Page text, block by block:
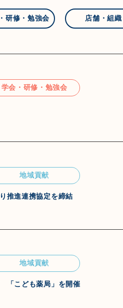
研修・勉強会 店舗・組織
学会・研修・勉強会
地域貢献
推進連携協定を締結
地域貢献
「こども薬局」を開催